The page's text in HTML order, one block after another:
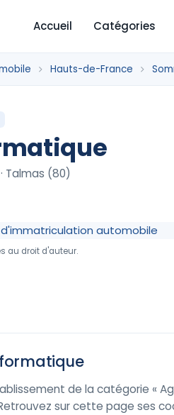
Accueil Catégories
Hauts-de-France
Talmas (80)
au droit d'auteur.
de la catégorie «
sur cette page ses